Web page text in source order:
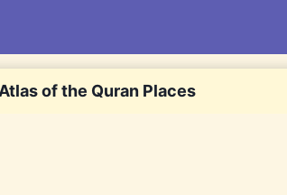
Atlas of the Quran Places